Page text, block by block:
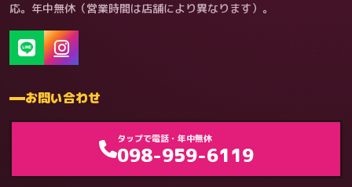
応。年中無休（営業時間は店舗により異なります）。
お問い合わせ
タップで電話・年中無休
098-959-6119